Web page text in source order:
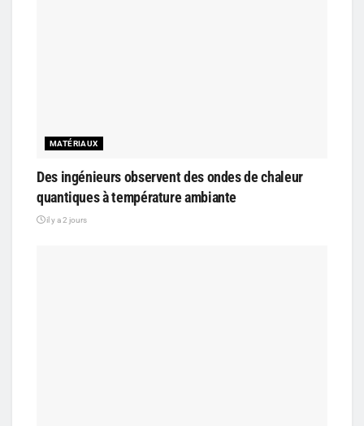
MATÉRIAUX
Des ingénieurs observent des ondes de chaleur
quantiques à température ambiante
il y a 2 jours